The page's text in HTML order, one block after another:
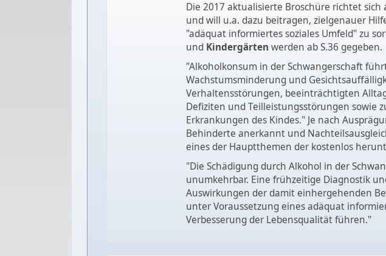
Die 2017 aktualisierte Broschüre richtet
und will u.a. dazu beitragen, zielgenauer
"adäquat informiertes soziales Umfeld" zu
und Kindergärten werden ab S.36 gegeben.
"Alkoholkonsum in der Schwangerschaft
Wachstumsminderung und
Verhaltensstörungen, beeinträchtigten
Defiziten und Teilleistungsstörungen sowie
Erkrankungen des Kindes." Je nach
Behinderte anerkannt und
eines der Hauptthemen der kostenlos
"Die Schädigung durch Alkohol in der
unumkehrbar. Eine frühzeitige Diagnostik
Auswirkungen der damit einhergehenden
unter Voraussetzung eines adäquat
Verbesserung der Lebensqualität führen."